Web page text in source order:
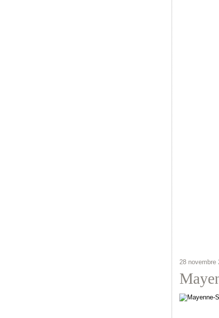
28 novembre